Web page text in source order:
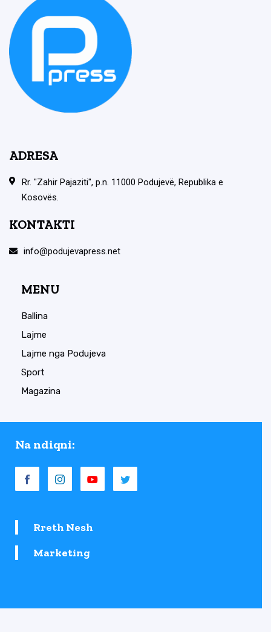
ADRESA
Rr. "Zahir Pajaziti", p.n. 11000 Podujevë, Republika e
Kosovës.
KONTAKTI
info@podujevapress.net
MENU
Ballina
Lajme
Lajme nga Podujeva
Sport
Magazina
Na ndiqni:
Rreth Nesh
Marketing